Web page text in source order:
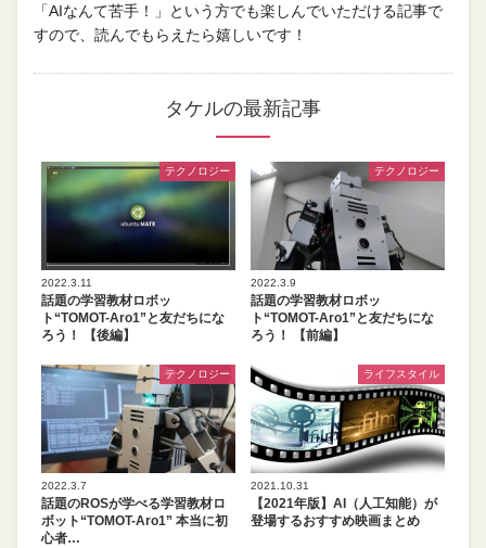
「AIなんて苦手！」という方でも楽しんでいただける記事で
すので、読んでもらえたら嬉しいです！
タケルの最新記事
テクノロジー
2022.3.11
話題の学習教材ロボッ
ト“TOMOT-Aro1”と友だちにな
ろう！ 【後編】
テクノロジー
2022.3.9
話題の学習教材ロボッ
ト“TOMOT-Aro1”と友だちにな
ろう！ 【前編】
テクノロジー
2022.3.7
話題のROSが学べる学習教材ロ
ボット“TOMOT-Aro1” 本当に初
心者…
ライフスタイル
2021.10.31
【2021年版】AI（人工知能）が
登場するおすすめ映画まとめ